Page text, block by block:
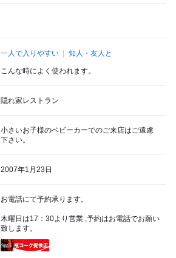
一人で入りやすい 知人・友人と
こんな時によく使われます。
隠れ家レストラン
小さいお子様のベビーカーでのご来店はご遠慮
下さい。
2007年1月23日
お電話にて予約承ります。
木曜日は17：30より営業 ,予約はお電話でお願い
致します。